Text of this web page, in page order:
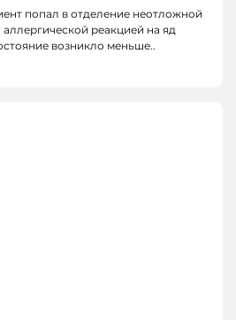
попал в отделение неотложной
реакцией на яд
возникло меньше..